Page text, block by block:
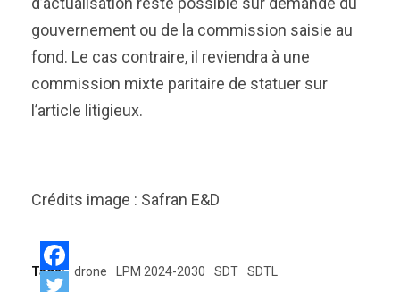
gouvernement ou de la commission saisie au
fond. Le cas contraire, il reviendra à une
commission mixte paritaire de statuer sur
l’article litigieux.
Crédits image : Safran E&D
Tags: drone LPM 2024-2030 SDT SDTL